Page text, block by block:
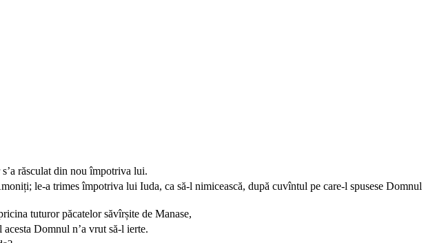
răsculat din nou împotriva lui.
le-a trimes împotriva lui Iuda, ca să-l nimicească, după cuvîntul pe care-l spusese Domnul
tuturor păcatelor săvîrșite de Manase,
Domnul n’a vrut să-l ierte.